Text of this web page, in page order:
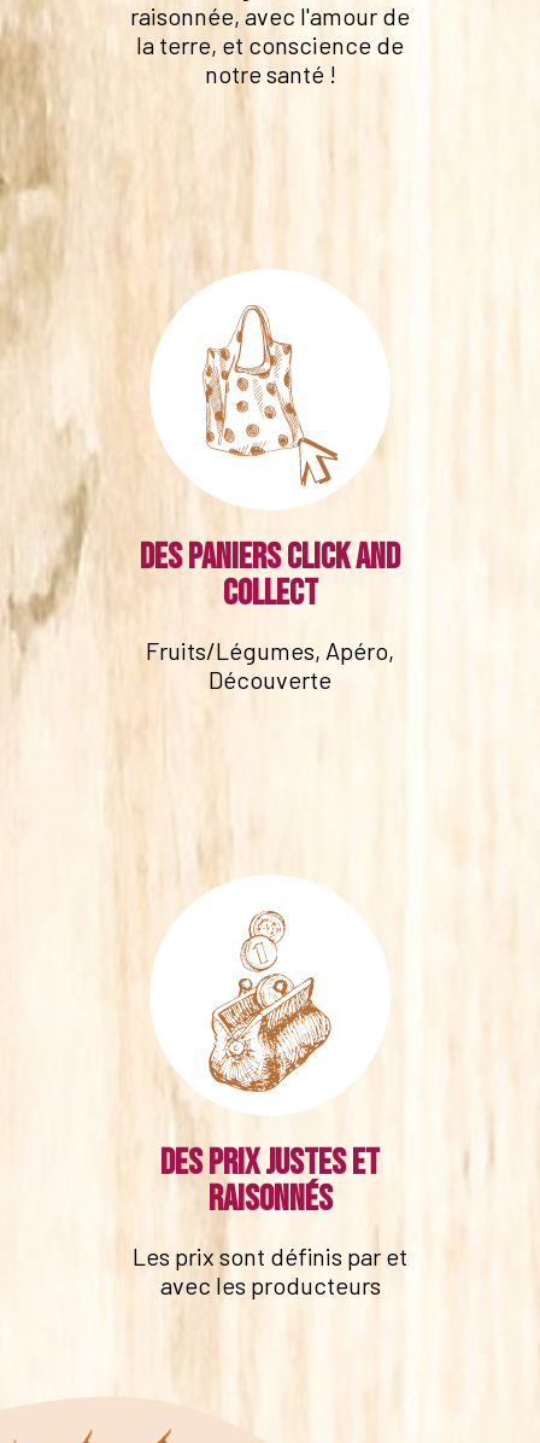
raisonnée, avec l'amour de
la terre, et conscience de
notre santé !
Des paniers click and
collect
Fruits/Légumes, Apéro,
Découverte
Des prix justes et
raisonnés
Les prix sont définis par et
avec les producteurs